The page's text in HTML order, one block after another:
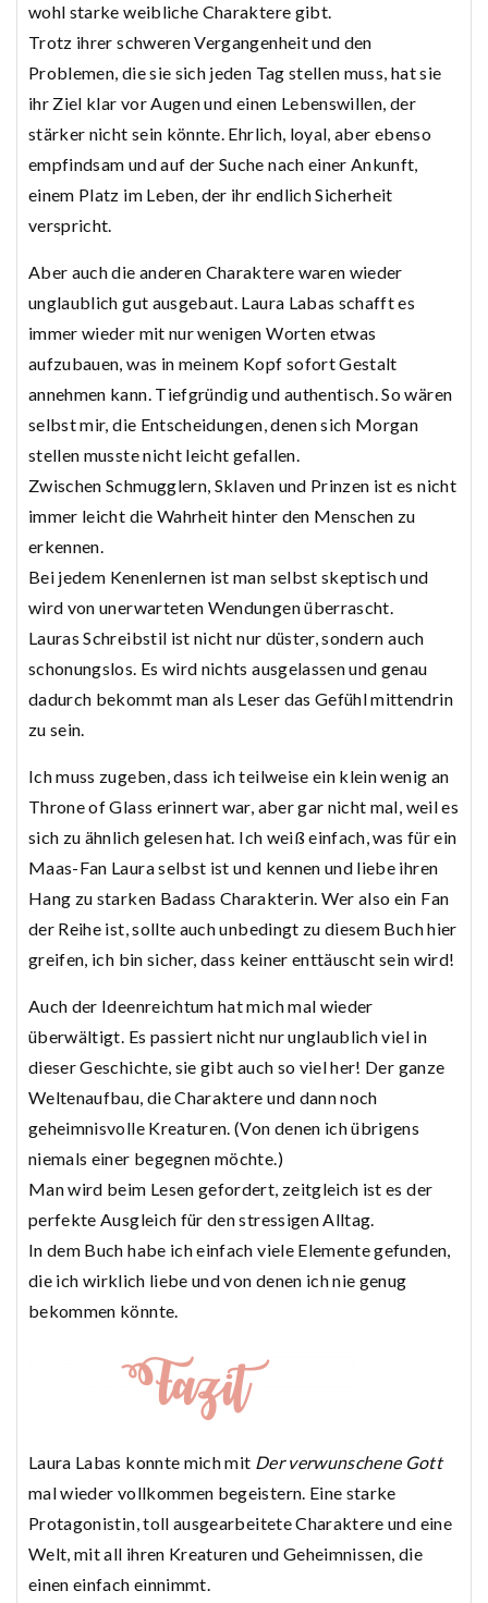
wohl starke weibliche Charaktere gibt.
Trotz ihrer schweren Vergangenheit und den
Problemen, die sie sich jeden Tag stellen muss, hat sie
ihr Ziel klar vor Augen und einen Lebenswillen, der
stärker nicht sein könnte. Ehrlich, loyal, aber ebenso
empfindsam und auf der Suche nach einer Ankunft,
einem Platz im Leben, der ihr endlich Sicherheit
verspricht.
Aber auch die anderen Charaktere waren wieder
unglaublich gut ausgebaut. Laura Labas schafft es
immer wieder mit nur wenigen Worten etwas
aufzubauen, was in meinem Kopf sofort Gestalt
annehmen kann. Tiefgründig und authentisch. So wären
selbst mir, die Entscheidungen, denen sich Morgan
stellen musste nicht leicht gefallen.
Zwischen Schmugglern, Sklaven und Prinzen ist es nicht
immer leicht die Wahrheit hinter den Menschen zu
erkennen.
Bei jedem Kenenlernen ist man selbst skeptisch und
wird von unerwarteten Wendungen überrascht.
Lauras Schreibstil ist nicht nur düster, sondern auch
schonungslos. Es wird nichts ausgelassen und genau
dadurch bekommt man als Leser das Gefühl mittendrin
zu sein.
Ich muss zugeben, dass ich teilweise ein klein wenig an
Throne of Glass erinnert war, aber gar nicht mal, weil es
sich zu ähnlich gelesen hat. Ich weiß einfach, was für ein
Maas-Fan Laura selbst ist und kennen und liebe ihren
Hang zu starken Badass Charakterin. Wer also ein Fan
der Reihe ist, sollte auch unbedingt zu diesem Buch hier
greifen, ich bin sicher, dass keiner enttäuscht sein wird!
Auch der Ideenreichtum hat mich mal wieder
überwältigt. Es passiert nicht nur unglaublich viel in
dieser Geschichte, sie gibt auch so viel her! Der ganze
Weltenaufbau, die Charaktere und dann noch
geheimnisvolle Kreaturen. (Von denen ich übrigens
niemals einer begegnen möchte.)
Man wird beim Lesen gefordert, zeitgleich ist es der
perfekte Ausgleich für den stressigen Alltag.
In dem Buch habe ich einfach viele Elemente gefunden,
die ich wirklich liebe und von denen ich nie genug
bekommen könnte.
Laura Labas konnte mich mit Der verwunschene Gott
mal wieder vollkommen begeistern. Eine starke
Protagonistin, toll ausgearbeitete Charaktere und eine
Welt, mit all ihren Kreaturen und Geheimnissen, die
einen einfach einnimmt.